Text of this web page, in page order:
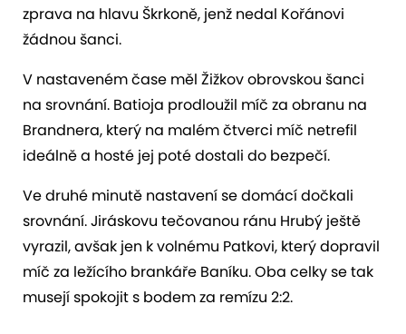
zprava na hlavu Škrkoně, jenž nedal Kořánovi
žádnou šanci.
V nastaveném čase měl Žižkov obrovskou šanci
na srovnání. Batioja prodloužil míč za obranu na
Brandnera, který na malém čtverci míč netrefil
ideálně a hosté jej poté dostali do bezpečí.
Ve druhé minutě nastavení se domácí dočkali
srovnání. Jiráskovu tečovanou ránu Hrubý ještě
vyrazil, avšak jen k volnému Patkovi, který dopravil
míč za ležícího brankáře Baníku. Oba celky se tak
musejí spokojit s bodem za remízu 2:2.